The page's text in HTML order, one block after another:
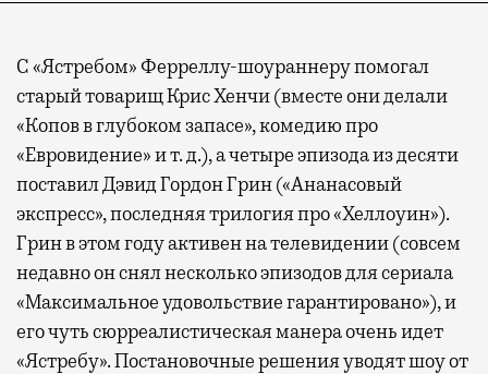
С «Ястребом» Ферреллу-шоураннеру помогал
старый товарищ Крис Хенчи (вместе они делали
«Копов в глубоком запасе», комедию про
«Евровидение» и т. д.), а четыре эпизода из десяти
поставил Дэвид Гордон Грин («Ананасовый
экспресс», последняя трилогия про «Хеллоуин»).
Грин в этом году активен на телевидении (совсем
недавно он снял несколько эпизодов для сериала
«Максимальное удовольствие гарантировано»), и
его чуть сюрреалистическая манера очень идет
«Ястребу». Постановочные решения уводят шоу от